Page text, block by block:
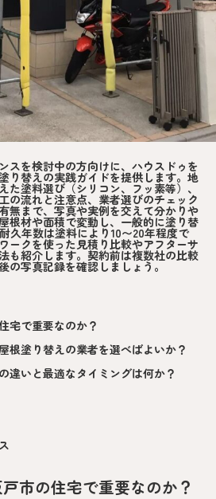
スを検討中の方向けに、ハウスドゥを
り替えの実践ガイドを提供します。地
た塗料選び（シリコン、フッ素等）、
の流れと注意点、業者選びのチェック
無まで、写真や実例を交えて分かりや
根材や面積で変動し、一般的に塗り替
久年数は塗料により10〜20年程度で
ークを使った見積り比較やアフターサ
も紹介します。契約前は複数社の比較
の写真記録を確認しましょう。
宅で重要なのか？
根塗り替えの業者を選べばよいか？
違いと最適なタイミングは何か？
市の住宅で重要なのか？